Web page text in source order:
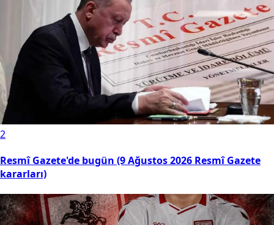
2
Resmî Gazete'de bugün (9 Ağustos 2026 Resmî Gazete
kararları)